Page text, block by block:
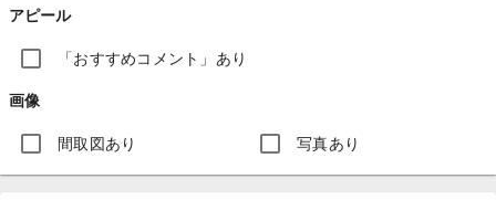
アピール
「おすすめコメント」あり
画像
間取図あり 写真あり